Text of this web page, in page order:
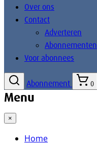
Over ons
Contact
Adverteren
Abonnementen
Voor abonnees
Abonnement 0
Menu
×
Home